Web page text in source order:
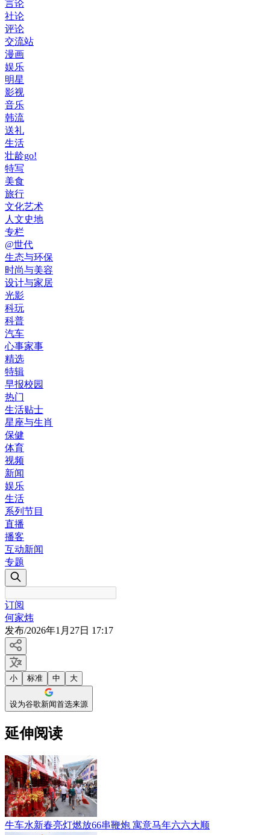
言论
社论
评论
交流站
漫画
娱乐
明星
影视
音乐
韩流
送礼
生活
壮龄go!
特写
美食
旅行
文化艺术
人文史地
专栏
@世代
生态与环保
时尚与美容
设计与家居
光影
科玩
科普
汽车
心事家事
精选
特辑
早报校园
热门
生活贴士
星座与生肖
保健
体育
视频
新闻
娱乐
生活
系列节目
直播
播客
互动新闻
专题
订阅
何家炜
发布/2026年1月27日 17:17
小 标准 中 大
设为谷歌新闻首选来源
延伸阅读
牛车水新春亮灯燃放66串鞭炮 寓意马年六六大顺